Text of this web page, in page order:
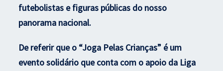
futebolistas e figuras públicas do nosso
panorama nacional.
De referir que o “Joga Pelas Crianças” é um
evento solidário que conta com o apoio da Liga